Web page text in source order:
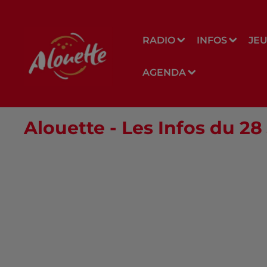
RADIO INFOS
AGENDA
Alouette - Les Infos du